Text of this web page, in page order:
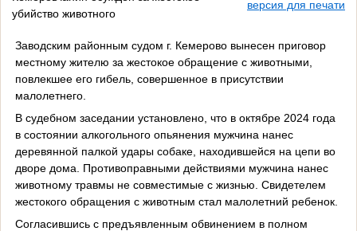
убийство животного
версия для печати
Заводским районным судом г. Кемерово вынесен приговор
местному жителю за жестокое обращение с животными,
повлекшее его гибель, совершенное в присутствии
малолетнего.
В судебном заседании установлено, что в октябре 2024 года
в состоянии алкогольного опьянения мужчина нанес
деревянной палкой удары собаке, находившейся на цепи во
дворе дома. Противоправными действиями мужчина нанес
животному травмы не совместимые с жизнью. Свидетелем
жестокого обращения с животным стал малолетний ребенок.
Согласившись с предъявленным обвинением в полном